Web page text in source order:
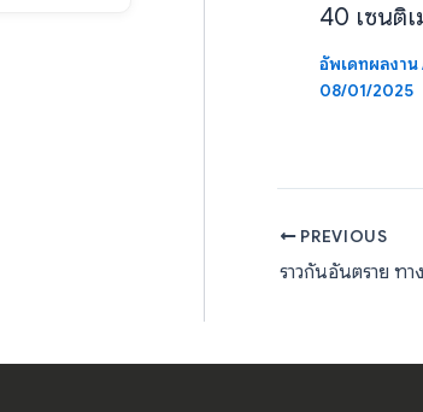
40 เซนติเ
อัพเดทผลงาน
08/01/2025
PREVIOUS